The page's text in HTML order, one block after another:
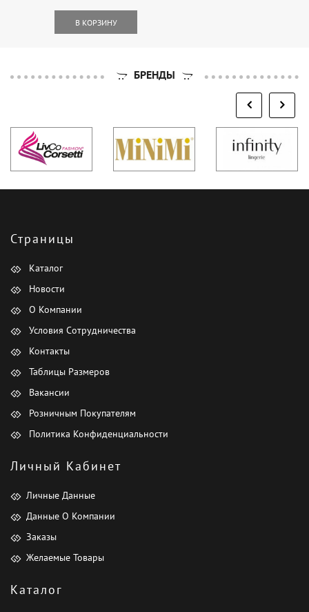
В КОРЗИНУ
БРЕНДЫ
Страницы
Каталог
Новости
О Компании
Условия Сотрудничества
Контакты
Таблицы Размеров
Вакансии
Розничным Покупателям
Политика Конфиденциальности
Личный Кабинет
Личные Данные
Данные О Компании
Заказы
Желаемые Товары
Каталог